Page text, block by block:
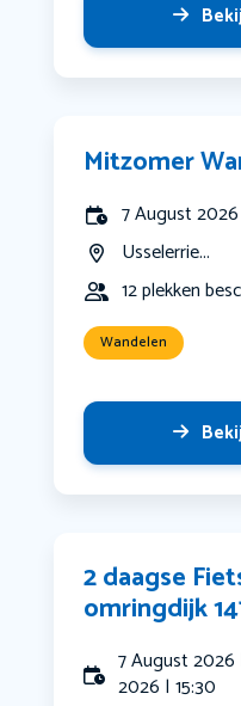
Mitzomer
7 August
Usselerrie...
12 plekken
Wandelen
2 daagse
omringdijk
7 August
2026 | 15:30